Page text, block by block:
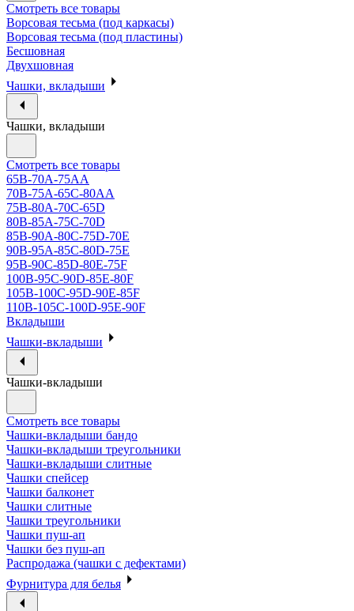
Смотреть все товары
Ворсовая тесьма (под каркасы)
Ворсовая тесьма (под пластины)
Бесшовная
Двухшовная
Чашки, вкладыши
Чашки, вкладыши
Смотреть все товары
65B-70A-75АА
70В-75А-65С-80АА
75В-80А-70С-65D
80В-85А-75С-70D
85В-90А-80С-75D-70E
90B-95A-85C-80D-75E
95B-90C-85D-80E-75F
100B-95C-90D-85E-80F
105B-100C-95D-90E-85F
110B-105C-100D-95E-90F
Вкладыши
Чашки-вкладыши
Чашки-вкладыши
Смотреть все товары
Чашки-вкладыши бандо
Чашки-вкладыши треугольники
Чашки-вкладыши слитные
Чашки спейсер
Чашки балконет
Чашки слитные
Чашки треугольники
Чашки пуш-ап
Чашки без пуш-ап
Распродажа (чашки с дефектами)
Фурнитура для белья